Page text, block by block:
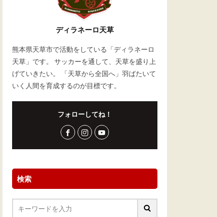
ディラネーロ天草
熊本県天草市で活動をしている「ディラネーロ
天草」です。 サッカーを通して、天草を盛り上
げていきたい。 「天草から全国へ」羽ばたいて
いく人間を育成するのが目標です。
フォローしてね！
検索